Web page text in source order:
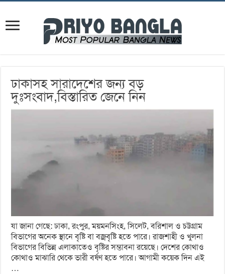
ঢাকাসহ সারাদেশের জন্য বড়
দুঃসংবাদ,বিস্তারিত জেনে নিন
যা জানা গেছে: ঢাকা, রংপুর, ময়মনসিংহ, সিলেট, বরিশাল ও চট্টগ্রাম
বিভাগের অনেক স্থানে বৃষ্টি বা বজ্রবৃষ্টি হতে পারে। রাজশাহী ও খুলনা
বিভাগের বিভিন্ন এলাকাতেও বৃষ্টির সম্ভাবনা রয়েছে। দেশের কোথাও
কোথাও মাঝারি থেকে ভারী বর্ষণ হতে পারে। আগামী কয়েক দিন এই
…